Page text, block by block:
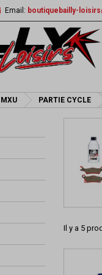
Email: boutiquebailly-
PARTIE CYCLE
Il y a 5